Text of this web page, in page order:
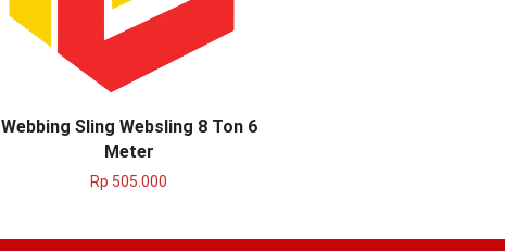
Webbing Sling Websling 8 Ton 6
Meter
Rp 505.000